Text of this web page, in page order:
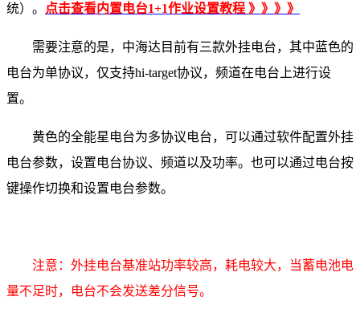
统）。
点击查看内置电台1+1作业设置教程 》》》》
需要注意的是，中海达目前有三款外挂电台，其中蓝色的
电台为单协议，仅支持hi-target协议，频道在电台上进行设
置。
黄色的全能星电台为多协议电台，可以通过软件配置外挂
电台参数，设置电台协议、频道以及功率。也可以通过电台按
键操作切换和设置电台参数。
注意：外挂电台基准站功率较高，耗电较大，当蓄电池电
量不足时，电台不会发送差分信号。